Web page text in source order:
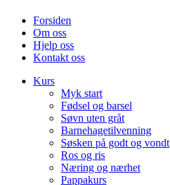
Forsiden
Om oss
Hjelp oss
Kontakt oss
Kurs
Myk start
Fødsel og barsel
Søvn uten gråt
Barnehagetilvenning
Søsken på godt og vondt
Ros og ris
Næring og nærhet
Pappakurs